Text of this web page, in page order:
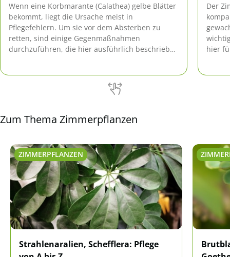
Wenn eine Korbmarante (Calathea) gelbe Blätter
bekommt, liegt die Ursache meist in
Pflegefehlern. Um sie vor dem Absterben zu
retten, sind einige Gegenmaßnahmen
durchzuführen, die hier ausführlich beschrieben
Der
hier
Zum Thema Zimmerpflanzen
ZIMMERPFLANZEN
Strahlenaralien, Schefflera: Pflege